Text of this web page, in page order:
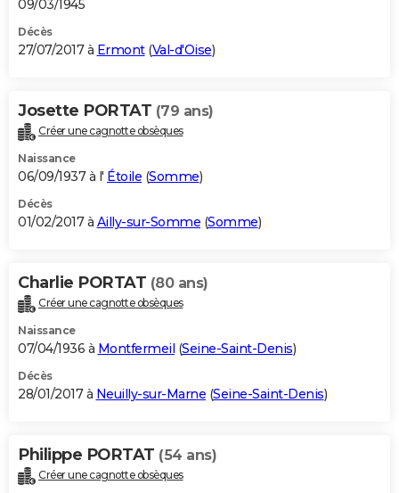
09/03/1945
Décès
27/07/2017 à Ermont(Val-d'Oise)
Josette PORTAT (79 ans)
Créer une cagnotte obsèques
Naissance
06/09/1937 à l' Étoile (Somme)
Décès
01/02/2017 à Ailly-sur-Somme (Somme)
Charlie PORTAT (80 ans)
Créer une cagnotte obsèques
Naissance
07/04/1936 à Montfermeil (Seine-Saint-Denis)
Décès
28/01/2017 à Neuilly-sur-Marne (Seine-Saint-Denis)
Philippe PORTAT (54 ans)
Créer une cagnotte obsèques